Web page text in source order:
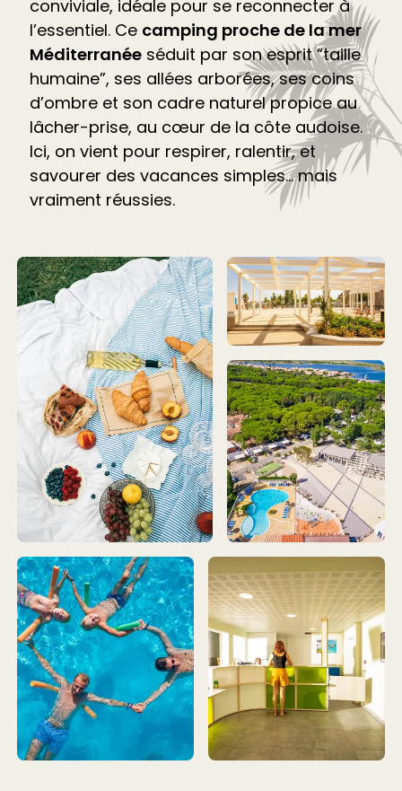
conviviale, idéale pour se reconnecter à
l’essentiel. Ce camping proche de la mer
Méditerranée séduit par son esprit “taille
humaine”, ses allées arborées, ses coins
d’ombre et son cadre naturel propice au
lâcher-prise, au cœur de la côte audoise.
Ici, on vient pour respirer, ralentir, et
savourer des vacances simples… mais
vraiment réussies.